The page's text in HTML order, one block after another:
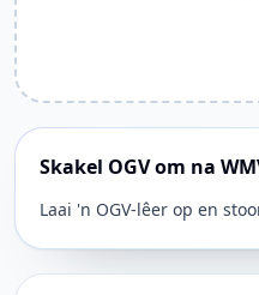
Skakel OGV om na
Laai 'n OGV-lêer op en